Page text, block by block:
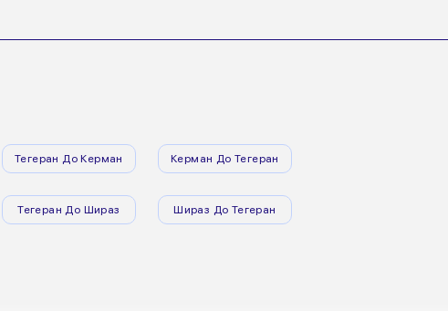
Тегеран До Керман Керман До Тегеран
Тегеран До Шираз Шираз До Тегеран